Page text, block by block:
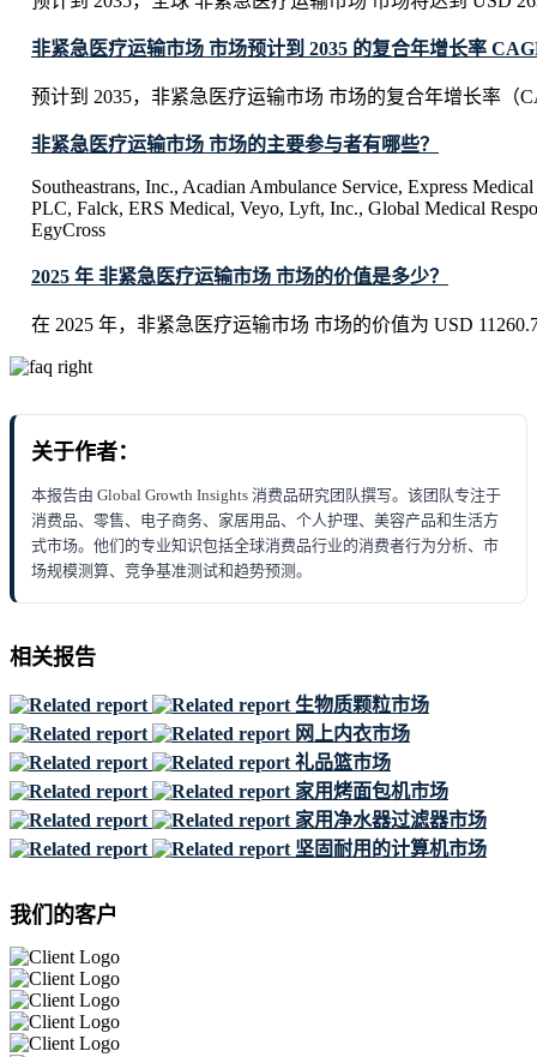
非紧急医疗运输市场 市场预计到 2035 的复合年增长率
预计到 2035，非紧急医疗运输市场 市场的复合年增长率（
非紧急医疗运输市场 市场的主要参与者有哪些？
Southeastrans, Inc., Acadian Ambulance Service, Express
PLC, Falck, ERS Medical, Veyo, Lyft, Inc., Global Medical
EgyCross
2025 年 非紧急医疗运输市场 市场的价值是多少？
在 2025 年，非紧急医疗运输市场 市场的价值为 USD
关于作者：
本报告由 Global Growth Insights 消费品研究团队撰写。该团队专注于
消费品、零售、电子商务、家居用品、个人护理、美容产品和生活方
式市场。他们的专业知识包括全球消费品行业的消费者行为分析、市
场规模测算、竞争基准测试和趋势预测。
相关报告
生物质颗粒市场
网上内衣市场
礼品篮市场
家用烤面包机市场
家用净水器过滤器市场
坚固耐用的计算机市场
我们的客户